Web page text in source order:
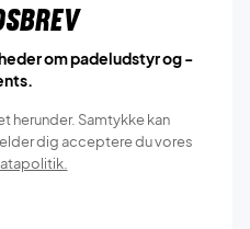
om padeludstyr og -
herunder. Samtykke kan
dig acceptere du vores